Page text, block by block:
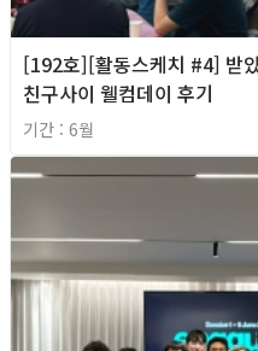
[192호][활동스케치 #4] 받
친구사이 웰컴데이 후기
기간 : 6월